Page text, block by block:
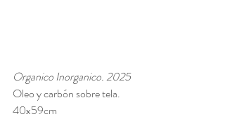
Organico Inorganico. 2025
Oleo y carbón sobre tela.
40x59cm